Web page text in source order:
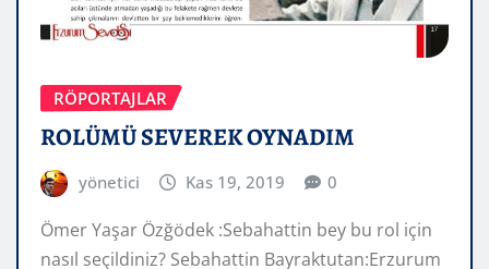
RÖPORTAJLAR
ROLÜMÜ SEVEREK OYNADIM
yönetici Kas 19, 2019 0
Ömer Yaşar Özğödek :Sebahattin bey bu rol için
nasıl seçildiniz? Sebahattin Bayraktutan:Erzurum